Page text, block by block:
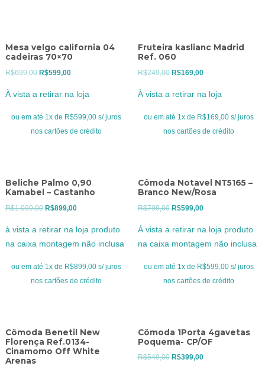
Mesa velgo california 04
cadeiras 70×70
R$699,00 O
era:
R$699,00.
R$599,00O
atual
é:
R$599,00.
À vista a retirar na loja
ou em até 1x de R$599,00 s/ juros
nos cartões de crédito
Fruteira kaslianc Madrid
Ref. 060
R$249,00 O
era:
R$249,00.
R$169,00O
atual
é:
R$169,00.
À vista a retirar na loja
ou em até 1x de R$169,00 s/ juros
nos cartões de crédito
Beliche Palmo 0,90
Kamabel – Castanho
R$1.099,00 O
R$1.099,00.
R$899,00O
atual
R$899,00.
à vista a retirar na loja produto
na caixa montagem não inclusa
ou em até 1x de R$899,00 s/ juros
nos cartões de crédito
Cômoda Notavel NT5165 –
Branco New/Rosa
R$799,00 O
R$799,00.
R$599,00O
atual
R$599,00.
À vista a retirar na loja produto
na caixa montagem não inclusa
ou em até 1x de R$599,00 s/ juros
nos cartões de crédito
Cômoda Benetil New
Florença Ref.0134-
Cinamomo Off White
Arenas
Cômoda 1Porta 4gavetas
Poquema- CP/OF
R$549,00 OR$399,00O